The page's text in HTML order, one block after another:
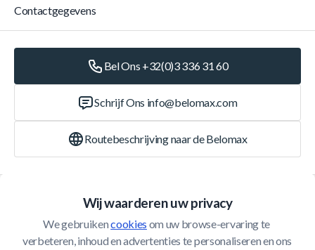
Wij waarderen uw privacy
We gebruiken cookies om uw browse-ervaring te
verbeteren, inhoud en advertenties te personaliseren en ons
Klantenservice
Contactgegevens
Bel Ons +32(0)3 336 31 60
Schrijf Ons info@belomax.com
Routebeschrijving naar de Belomax